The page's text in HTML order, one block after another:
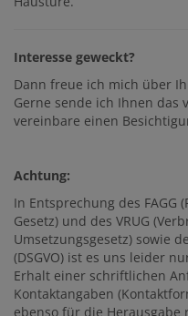
Interesse geweckt?
Dann freue ich mich über
Gerne sende ich Ihnen das
vereinbare einen
Achtung:
In Entsprechung des FAGG
Gesetz) und des VRUG
Umsetzungsgesetz) sowie
(DSGVO) ist es uns leider
Erhalt einer schriftlichen
Kontaktangaben
ebenso für die